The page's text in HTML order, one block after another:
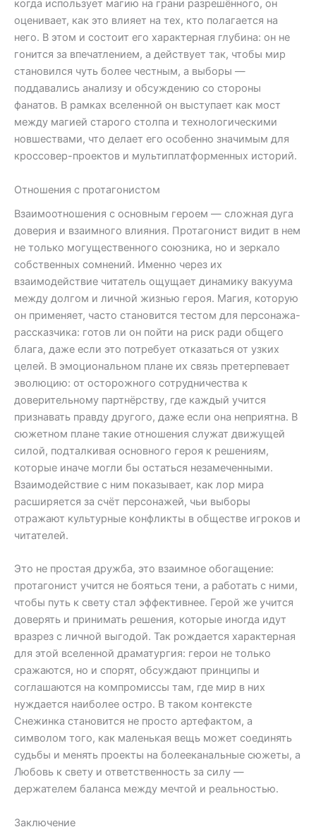
когда использует магию на грани разрешённого, он
оценивает, как это влияет на тех, кто полагается на
него. В этом и состоит его характерная глубина: он не
гонится за впечатлением, а действует так, чтобы мир
становился чуть более честным, а выборы —
поддавались анализу и обсуждению со стороны
фанатов. В рамках вселенной он выступает как мост
между магией старого столпа и технологическими
новшествами, что делает его особенно значимым для
кроссовер-проектов и мультиплатформенных историй.
Отношения с протагонистом
Взаимоотношения с основным героем — сложная дуга
доверия и взаимного влияния. Протагонист видит в нем
не только могущественного союзника, но и зеркало
собственных сомнений. Именно через их
взаимодействие читатель ощущает динамику вакуума
между долгом и личной жизнью героя. Магия, которую
он применяет, часто становится тестом для персонажа-
рассказчика: готов ли он пойти на риск ради общего
блага, даже если это потребует отказаться от узких
целей. В эмоциональном плане их связь претерпевает
эволюцию: от осторожного сотрудничества к
доверительному партнёрству, где каждый учится
признавать правду другого, даже если она неприятна. В
сюжетном плане такие отношения служат движущей
силой, подталкивая основного героя к решениям,
которые иначе могли бы остаться незамеченными.
Взаимодействие с ним показывает, как лор мира
расширяется за счёт персонажей, чьи выборы
отражают культурные конфликты в обществе игроков и
читателей.
Это не простая дружба, это взаимное обогащение:
протагонист учится не бояться тени, а работать с ними,
чтобы путь к свету стал эффективнее. Герой же учится
доверять и принимать решения, которые иногда идут
вразрез с личной выгодой. Так рождается характерная
для этой вселенной драматургия: герои не только
сражаются, но и спорят, обсуждают принципы и
соглашаются на компромиссы там, где мир в них
нуждается наиболее остро. В таком контексте
Снежинка становится не просто артефактом, а
символом того, как маленькая вещь может соединять
судьбы и менять проекты на болееканальные сюжеты, а
Любовь к свету и ответственность за силу —
держателем баланса между мечтой и реальностью.
Заключение